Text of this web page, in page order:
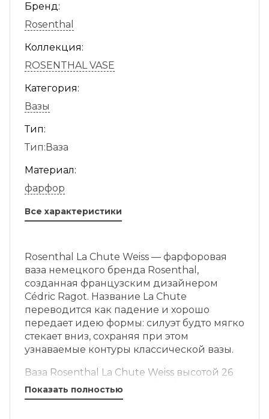
Бренд:
Rosenthal
Коллекция:
ROSENTHAL VASE
Категория:
Вазы
Тип:
Тип:Ваза
Материал:
фарфор
Все характеристики
Rosenthal La Chute Weiss — фарфоровая
ваза немецкого бренда Rosenthal,
созданная французским дизайнером
Cédric Ragot. Название La Chute
переводится как падение и хорошо
передает идею формы: силуэт будто мягко
стекает вниз, сохраняя при этом
узнаваемые контуры классической вазы.
Ваза Rosenthal La Chute Weiss высотой 26
см выполнена из белого фарфора.
Благодаря матовой поверхности и
Показать полностью